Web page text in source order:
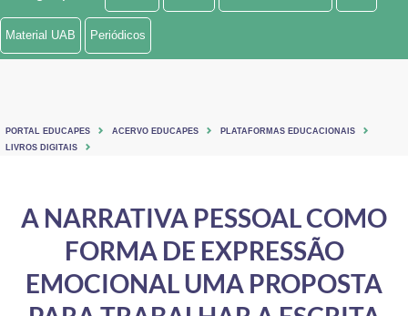
Ministério de Minas e Energia
Ministério do Turismo
Controladoria-Geral da União
Secretaria-Geral
Material UAB Periódicos
PORTAL EDUCAPES ACERVO EDUCAPES
PLATAFORMAS EDUCACIONAIS
LIVROS DIGITAIS
A NARRATIVA PESSOAL COMO
FORMA DE EXPRESSÃO
EMOCIONAL UMA PROPOSTA